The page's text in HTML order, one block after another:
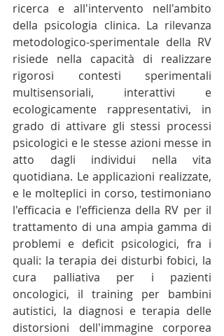
ricerca e all'intervento nell'ambito
della psicologia clinica. La rilevanza
metodologico-sperimentale della RV
risiede nella capacità di realizzare
rigorosi contesti sperimentali
multisensoriali, interattivi e
ecologicamente rappresentativi, in
grado di attivare gli stessi processi
psicologici e le stesse azioni messe in
atto dagli individui nella vita
quotidiana. Le applicazioni realizzate,
e le molteplici in corso, testimoniano
l'efficacia e l'efficienza della RV per il
trattamento di una ampia gamma di
problemi e deficit psicologici, fra i
quali: la terapia dei disturbi fobici, la
cura palliativa per i pazienti
oncologici, il training per bambini
autistici, la diagnosi e terapia delle
distorsioni dell'immagine corporea